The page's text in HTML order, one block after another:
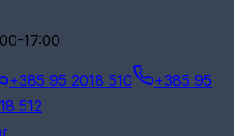
17:00
+385 95 2018 510
+385 95
512